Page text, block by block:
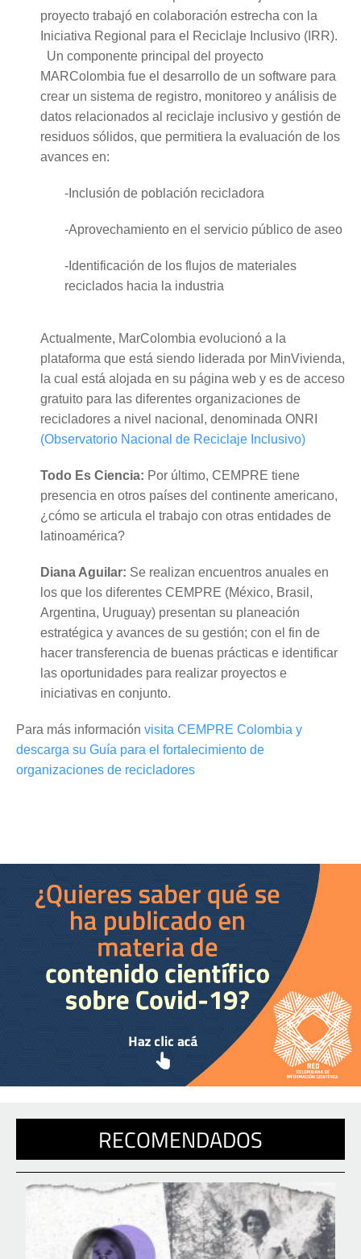
proyecto trabajó en colaboración estrecha con la
Iniciativa Regional para el Reciclaje Inclusivo (IRR).
Un componente principal del proyecto
MARColombia fue el desarrollo de un software para
crear un sistema de registro, monitoreo y análisis de
datos relacionados al reciclaje inclusivo y gestión de
residuos sólidos, que permitiera la evaluación de los
avances en:
-Inclusión de población recicladora
-Aprovechamiento en el servicio público de aseo
-Identificación de los flujos de materiales
reciclados hacia la industria
Actualmente, MarColombia evolucionó a la
plataforma que está siendo liderada por MinVivienda,
la cual está alojada en su página web y es de acceso
gratuito para las diferentes organizaciones de
recicladores a nivel nacional, denominada ONRI
(Observatorio Nacional de Reciclaje Inclusivo)
Todo Es Ciencia: Por último, CEMPRE tiene
presencia en otros países del continente americano,
¿cómo se articula el trabajo con otras entidades de
latinoamérica?
Diana Aguilar: Se realizan encuentros anuales en
los que los diferentes CEMPRE (México, Brasil,
Argentina, Uruguay) presentan su planeación
estratégica y avances de su gestión; con el fin de
hacer transferencia de buenas prácticas e identificar
las oportunidades para realizar proyectos e
iniciativas en conjunto.
Para más información visita CEMPRE Colombia y
descarga su Guía para el fortalecimiento de
organizaciones de recicladores
RECOMENDADOS